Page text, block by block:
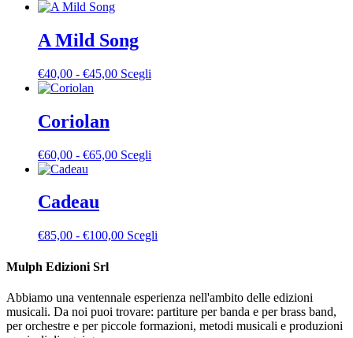
€70,00
€80,00opzioni
del
A Mild Song
€40,00 - €45,00Fascia
€45,00
Scegli
opzioni
pagina
del
Coriolan
€60,00 - €65,00Fascia
€65,00
Scegli
opzioni
nella
pagina
del
Cadeau
€85,00 - €100,00Fascia
€85,00
a
€100,00
Scegli
varianti.
Le
opzioni
possono
Mulph Edizioni Srl
Abbiamo una ventennale esperienza nell'ambito delle edizioni
musicali. Da noi puoi trovare: partiture per banda e per brass band,
per orchestre e per piccole formazioni, metodi musicali e produzioni